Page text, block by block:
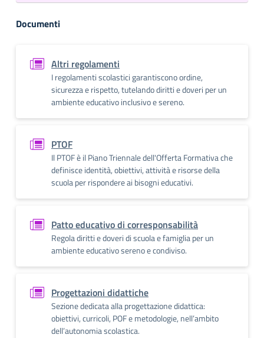
Documenti
Altri regolamenti
I regolamenti scolastici garantiscono ordine,
sicurezza e rispetto, tutelando diritti e doveri per un
ambiente educativo inclusivo e sereno.
PTOF
Il PTOF è il Piano Triennale dell'Offerta Formativa che
definisce identità, obiettivi, attività e risorse della
scuola per rispondere ai bisogni educativi.
Patto educativo di corresponsabilità
Regola diritti e doveri di scuola e famiglia per un
ambiente educativo sereno e condiviso.
Progettazioni didattiche
Sezione dedicata alla progettazione didattica:
obiettivi, curricoli, POF e metodologie, nell’ambito
dell’autonomia scolastica.